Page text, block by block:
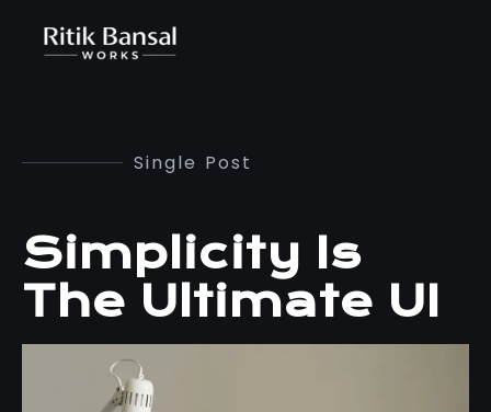
Single Post
Simplicity Is
The Ultimate UI